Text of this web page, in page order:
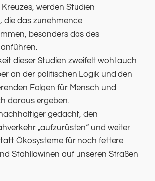
werden Studien
die das zunehmende
besonders das des
dieser Studien zweifelt wohl auch
an der politischen Logik und den
Folgen für Mensch und
daraus ergeben.
gedacht, den
„aufzurüsten“ und weiter
Ökosysteme für noch fettere
Stahllawinen auf unseren Straßen